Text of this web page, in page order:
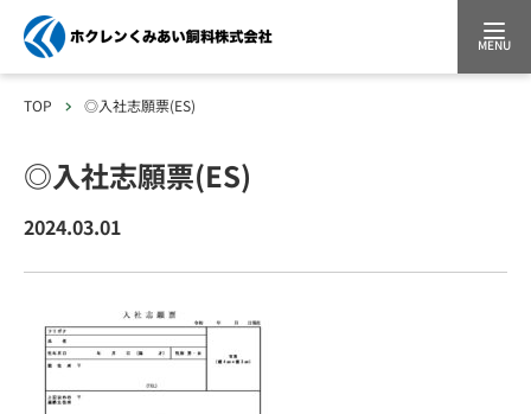
MENU
TOP ◎入社志願票(ES)
◎入社志願票(ES)
2024.03.01